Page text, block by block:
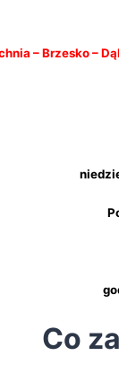
– Brzesko –
Co